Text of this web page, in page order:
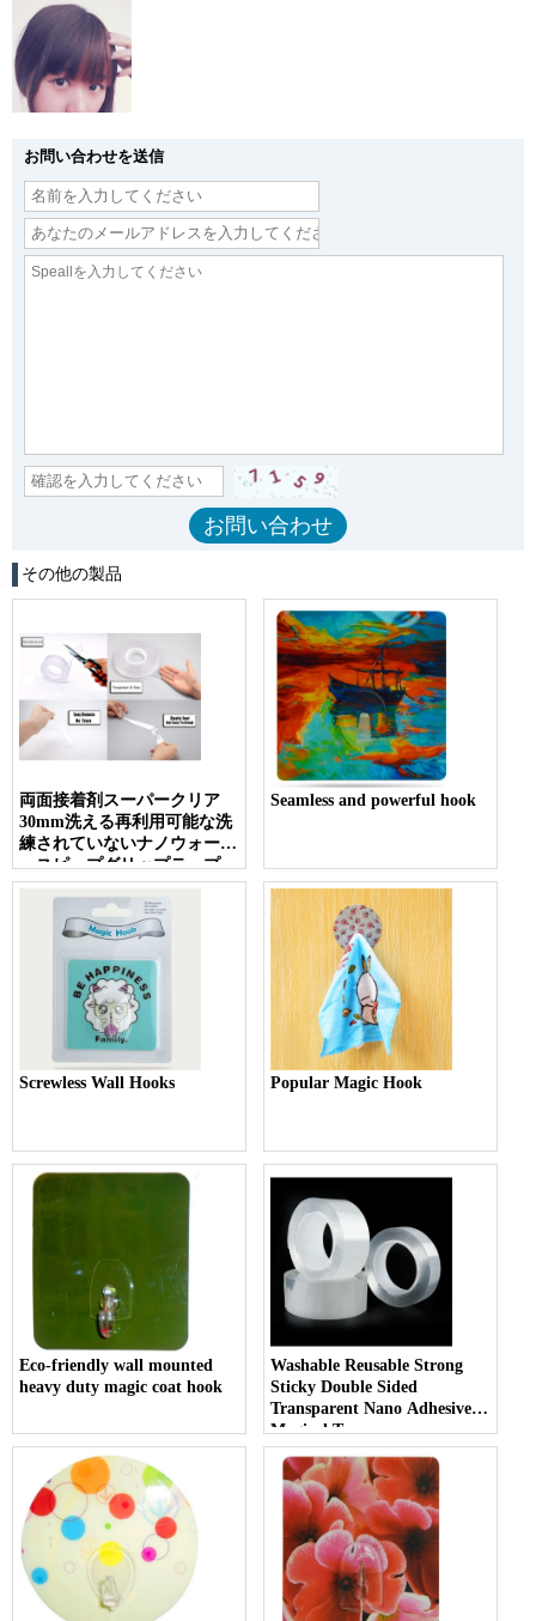
お問い合わせを送信
その他の製品
両面接着剤スーパークリア
30mm洗える再利用可能な洗
練されていないナノウォータ
ースピープグリップテープ、
キッチン、バスルーム
Seamless and powerful hook
Screwless Wall Hooks Popular Magic Hook
Eco-friendly wall mounted
heavy duty magic coat hook
Washable Reusable Strong
Sticky Double Sided
Transparent Nano Adhesive
Magical Tape